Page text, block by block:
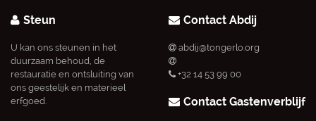
Steun
U kan ons steunen in het
duurzaam behoud, de
restauratie en ontsluiting van
ons geestelijk en materieel
erfgoed.
Contact Abdij
abdij@tongerlo.org
+32 14 53 99 00
Contact Gastenverblijf